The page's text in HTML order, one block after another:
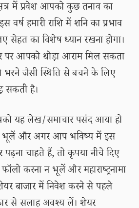
में प्रवेश आपको कुछ तनाव का
हमारी राशि में शनि का प्रभाव
सेहत का विशेष ध्यान रखना होगा।
आपको थोड़ा आराम मिल सकता
जैसी स्थिति से बचने के लिए
सकती है।
यह लेख/समाचार पसंद आया हो
भूलें और अगर आप भविष्य में इस
चाहते हैं, तो कृपया नीचे दिए
करना न भूलें और महाराष्ट्रनामा
बाजार में निवेश करने से पहले
से सलाह अवश्य लें। शेयर